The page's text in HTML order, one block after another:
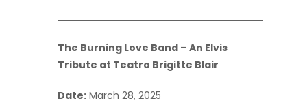
The Burning Love Band – An Elvis
Tribute at Teatro Brigitte Blair
Date: March 28, 2025